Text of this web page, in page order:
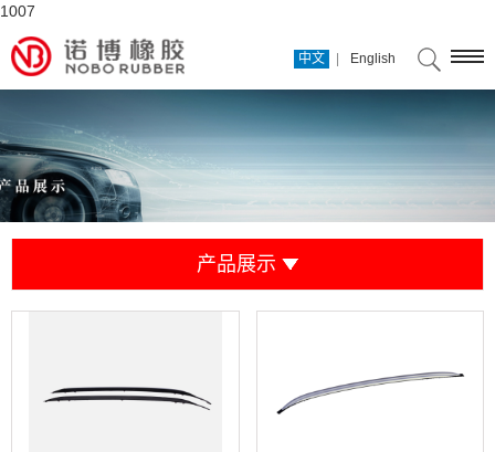
1007
中文 English
产品展示